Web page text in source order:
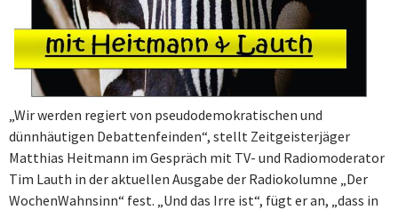
„Wir werden regiert von pseudodemokratischen und
dünnhäutigen Debattenfeinden“, stellt Zeitgeisterjäger
Matthias Heitmann im Gespräch mit TV- und Radiomoderator
Tim Lauth in der aktuellen Ausgabe der Radiokolumne „Der
WochenWahnsinn“ fest. „Und das Irre ist“, fügt er an, „dass in